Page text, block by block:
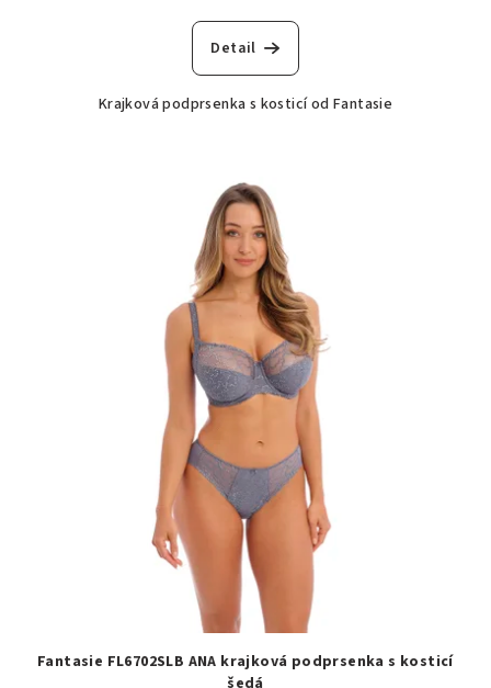
Detail
Krajková podprsenka s kosticí od Fantasie
Fantasie FL6702SLB ANA krajková podprsenka s kosticí
šedá